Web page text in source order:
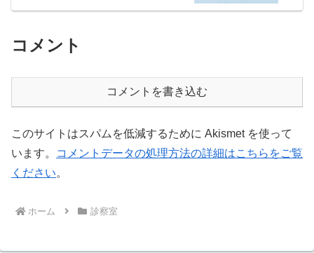
コメント
コメントを書き込む
このサイトはスパムを低減するために Akismet を使って
います。
コメントデータの処理方法の詳細はこちらをご覧
ください。
ホーム 診察室